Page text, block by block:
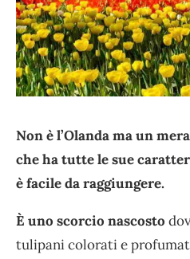
Non è l’Olanda ma un
che ha tutte le sue
è facile da raggiungere.
È uno scorcio nascosto
tulipani colorati e